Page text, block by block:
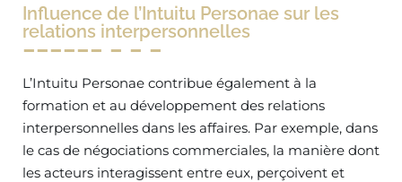
Influence de l’Intuitu Personae sur les
relations interpersonnelles
L’Intuitu Personae contribue également à la
formation et au développement des relations
interpersonnelles dans les affaires. Par exemple, dans
le cas de négociations commerciales, la manière dont
les acteurs interagissent entre eux, perçoivent et